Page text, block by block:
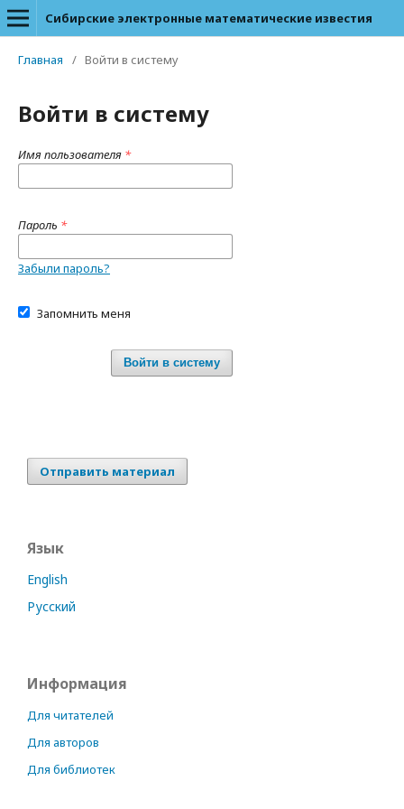
Сибирские электронные математические известия
Главная / Войти в систему
Войти в систему
Имя пользователя *
Пароль *
Забыли пароль?
Запомнить меня
Войти в систему
Отправить материал
Язык
English
Русский
Информация
Для читателей
Для авторов
Для библиотек